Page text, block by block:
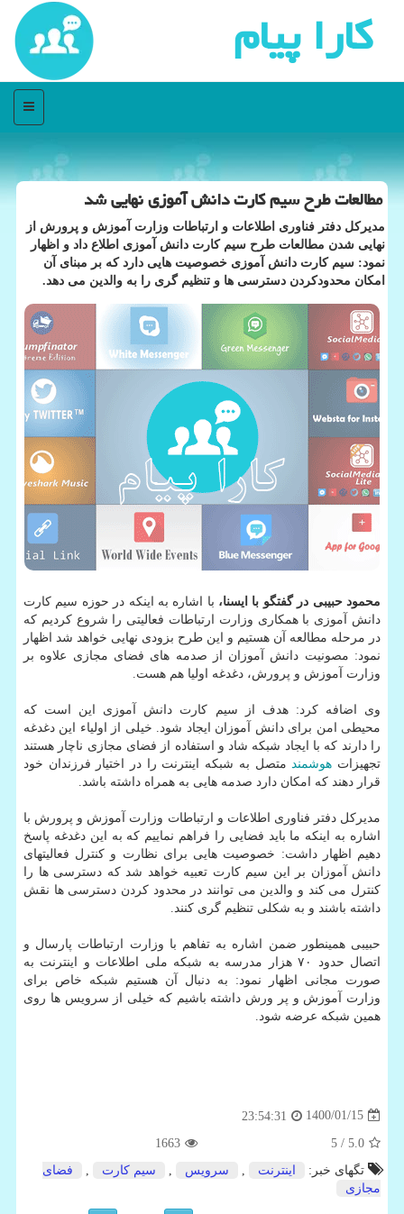
كارا پیام
منو
مطالعات طرح سیم كارت دانش آموزی نهایی شد
مدیرکل دفتر فناوری اطلاعات و ارتباطات وزارت آموزش و پرورش از
نهایی شدن مطالعات طرح سیم کارت دانش آموزی اطلاع داد و اظهار
نمود: سیم کارت دانش آموزی خصوصیت هایی دارد که بر مبنای آن
امکان محدودکردن دسترسی ها و تنظیم گری را به والدین می دهد.
محمود حبیبی در گفتگو با ایسنا، با اشاره به اینکه در حوزه سیم کارت
دانش آموزی با همکاری وزارت ارتباطات فعالیتی را شروع کردیم که
در مرحله مطالعه آن هستیم و این طرح بزودی نهایی خواهد شد اظهار
نمود: مصونیت دانش آموزان از صدمه های فضای مجازی علاوه بر
وزارت آموزش و پرورش، دغدغه اولیا هم هست.
وی اضافه کرد: هدف از سیم کارت دانش آموزی این است که
محیطی امن برای دانش آموزان ایجاد شود. خیلی از اولیاء این دغدغه
را دارند که با ایجاد شبکه شاد و استفاده از فضای مجازی ناچار هستند
تجهیزات هوشمندمتصل به شبکه اینترنت را در اختیار فرزندان خود
قرار دهند که امکان دارد صدمه هایی به همراه داشته باشد.
مدیرکل دفتر فناوری اطلاعات و ارتباطات وزارت آموزش و پرورش با
اشاره به اینکه ما باید فضایی را فراهم نماییم که به این دغدغه پاسخ
دهیم اظهار داشت: خصوصیت هایی برای نظارت و کنترل فعالیتهای
دانش آموزان بر این سیم کارت تعبیه خواهد شد که دسترسی ها را
کنترل می کند و والدین می توانند در محدود کردن دسترسی ها نقش
داشته باشند و به شکلی تنظیم گری کنند.
حبیبی همینطور ضمن اشاره به تفاهم با وزارت ارتباطات پارسال و
اتصال حدود ۷۰ هزار مدرسه به شبکه ملی اطلاعات و اینترنت به
صورت مجانی اظهار نمود: به دنبال آن هستیم شبکه خاص برای
وزارت آموزش و پر ورش داشته باشیم که خیلی از سرویس ها روی
همین شبکه عرضه شود.
1400/01/15
23:54:31
5.0
/ 5
1663
تگهای خبر:
اینترنت سرویس سیم­ كارت
فضای
مجازی